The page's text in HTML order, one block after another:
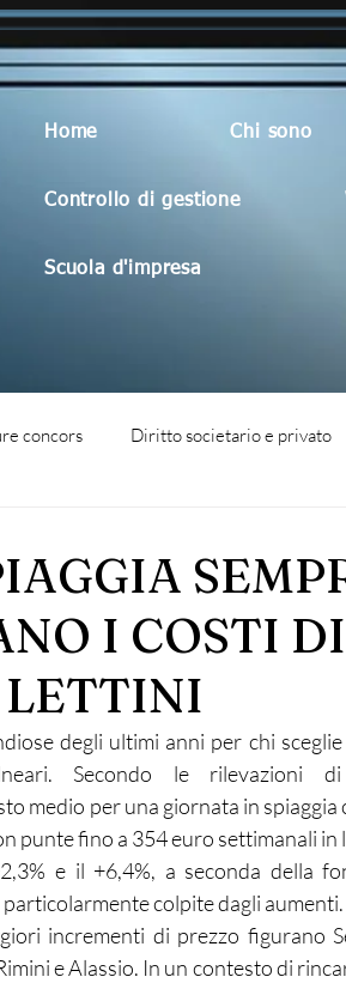
Home Chi sono
Controllo di gestione
Scuola d'impresa
concors Diritto societario e privato
I COSTI DI
LETTINI
degli ultimi anni per chi
Secondo le rilevazioni di
medio per una giornata in
punte fino a 354 euro settimanali in
e il +6,4%, a seconda della
colpite dagli aumenti.
incrementi di prezzo figurano
e Alassio. In un contesto di